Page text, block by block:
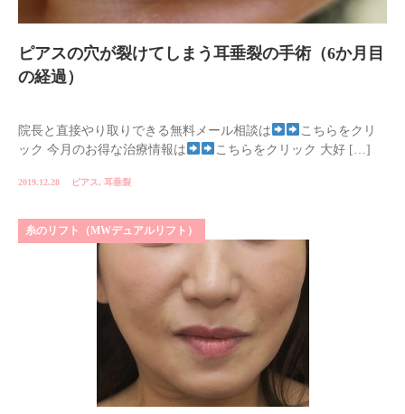
ピアスの穴が裂けてしまう耳垂裂の手術（6か月目
の経過）
院長と直接やり取りできる無料メール相談は
こちらをクリ
ック 今月のお得な治療情報は
こちらをクリック 大好 […]
2019.12.28 ピアス, 耳垂裂
糸のリフト（MWデュアルリフト）